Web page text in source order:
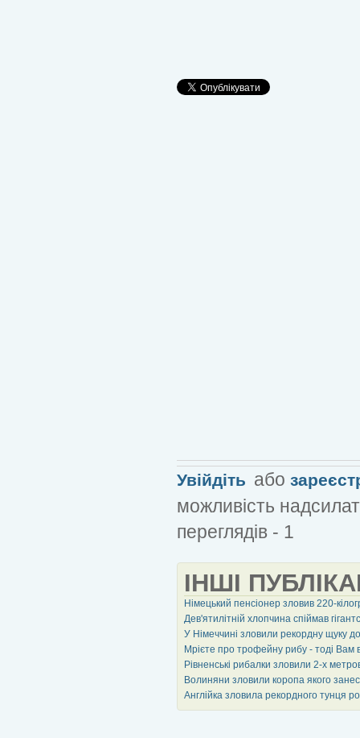
Увійдіть або
можливість
переглядів - 1
ІНШІ
Німецький пенсіонер зловив 220-
Дев'ятилітній хлопчина спіймав
У Німеччині зловили рекордну щуку
Мрієте про трофейну рибу - тоді Вам
Рівненські рибалки зловили 2-х
Волиняни зловили коропа якого
Англійка зловила рекордного тунця